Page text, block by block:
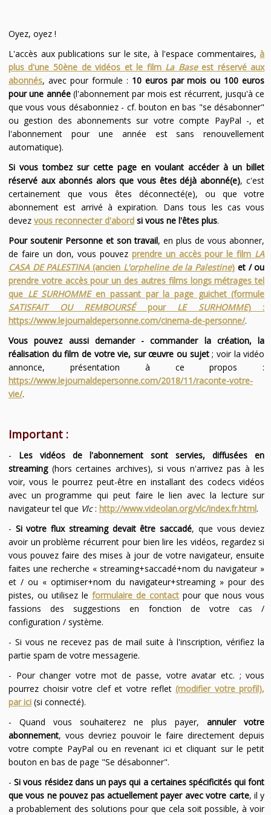
Oyez, oyez !
L'accès aux publications sur le site, à l'espace commentaires,à
plus d'une 50ène de vidéos et le film La Baseest réservé aux
abonnés, avec pour formule : 10 euros par mois ou 100 euros
pour une année(l'abonnement par mois est récurrent, jusqu'à ce
que vous vous désabonniez - cf. bouton en bas "se désabonner"
ou gestion des abonnements sur votre compte PayPal -, et
l'abonnement pour une année est sans renouvellement
automatique).
Si vous tombez sur cette page en voulant accéder à un billet
réservé aux abonnés alors que vous êtes déjà abonné(e), c'est
certainement que vous êtes déconnecté(e), ou que votre
abonnement est arrivé à expiration. Dans tous les cas vous
devez vous reconnecter d'abordsi vous ne l'êtes plus.
Pour soutenir Personne et son travail, en plus de vous abonner,
de faire un don, vous pouvez prendre un accès pour le film LA
CASA DE PALESTINA(ancien L'orpheline de la Palestine) et / ou
prendre votre accès pour un des autres films longs métrages tel
que LE SURHOMMEen passant par la page guichet (formule
SATISFAIT OU REMBOURSÉpour LE SURHOMME) :
https://www.lejournaldepersonne.com/cinema-de-personne/.
Vous pouvez aussi demander - commander la création, la
réalisation du film de votre vie, sur œuvre ou sujet; voir la vidéo
annonce, présentation à ce propos :
https://www.lejournaldepersonne.com/2018/11/raconte-votre-
vie/.
Important :
- Les vidéos de l'abonnement sont servies, diffusées en
streaming(hors certaines archives), si vous n'arrivez pas à les
voir, vous le pourrez peut-être en installant des codecs vidéos
avec un programme qui peut faire le lien avec la lecture sur
navigateur tel que Vlc: http://www.videolan.org/vlc/index.fr.html.
- Si votre flux streaming devait être saccadé, que vous deviez
avoir un problème récurrent pour bien lire les vidéos, regardez si
vous pouvez faire des mises à jour de votre navigateur, ensuite
faites une recherche « streaming+saccadé+nom du navigateur »
et / ou « optimiser+nom du navigateur+streaming » pour des
pistes, ou utilisez leformulaire de contact pour que nous vous
fassions des suggestions en fonction de votre cas /
configuration / système.
- Si vous ne recevez pas de mail suite à l'inscription, vérifiez la
partie spam de votre messagerie.
- Pour changer votre mot de passe, votre avatar etc. ; vous
pourrez choisir votre clef et votre reflet(modifier votre profil),
par ici(si connecté).
- Quand vous souhaiterez ne plus payer,annuler votre
abonnement, vous devriez pouvoir le faire directement depuis
votre compte PayPal ou en revenant ici et cliquant sur le petit
bouton en bas de page "Se désabonner".
-Si vous résidez dans un pays qui a certaines spécificités qui font
que vous ne pouvez pas actuellement payer avec votre carte, il y
a probablement des solutions pour que cela soit possible, à voir